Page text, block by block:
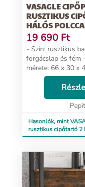
VASAGLE
RUSZTIKUS
HÁLÓS
30 CM
19 690 Ft
- Szín: rusztikus barna -
forgácslap és fém - Termék
mérete: 66 x 30 x
Teherbírás: 90 kg GYÖNYÖRÛ
ÍVEK: Ez a cipőpad
Hasonlók, mint
rusztikus cipőtartó
x 45 x 30 cm